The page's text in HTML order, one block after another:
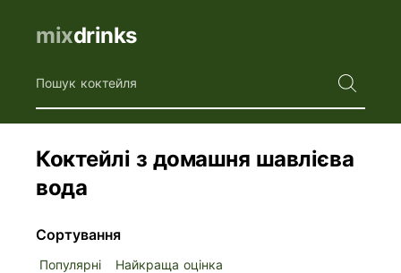
mixdrinks
Пошук коктейля
Коктейлі з домашня шавлієва
вода
Сортування
Популярні Найкраща оцінка